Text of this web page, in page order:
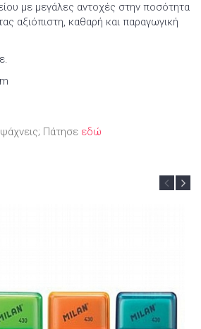
με μεγάλες αντοχές στην ποσότητα
αξιόπιστη, καθαρή και παραγωγική
Πάτησε εδώ